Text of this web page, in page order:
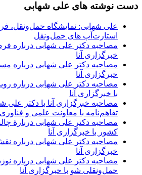
دست نوشته های علی شهابی
علی شهابی: نمایشگاه حمل‌ونقل،
استارت‌آپ های حمل‌ونقل
مصاحبه دکتر علی شهابی درباره
خبرگزاری آنا
مصاحبه دکتر علی شهابی درباره
خبرگزاری آنا
مصاحبه دکتر علی شهابی درباره
با خبرگزاری آنا
مصاحبه خبرگزاری آنا با دکتر علی
تفاهم‌نامه با معاونت علمی و
مصاحبه دکتر علی شهابی دربارۀ
کشور با خبرگزاری آنا
مصاحبه دکتر علی شهابی درباره
خبرگزاری آنا
مصاحبه دکتر علی شهابی درباره
حمل‌ونقلی شو با خبرگزاری آنا